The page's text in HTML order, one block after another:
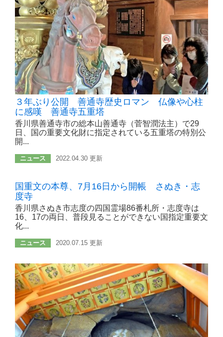
３年ぶり公開 善通寺歴史ロマン 仏像や心柱
に感嘆 善通寺五重塔
香川県善通寺市の総本山善通寺（菅智潤法主）で29
日、国の重要文化財に指定されている五重塔の特別公
開...
ニュース 2022.04.30 更新
国重文の本尊、7月16日から開帳 さぬき・志
度寺
香川県さぬき市志度の四国霊場86番札所・志度寺は
16、17の両日、普段見ることができない国指定重要文
化...
ニュース 2020.07.15 更新